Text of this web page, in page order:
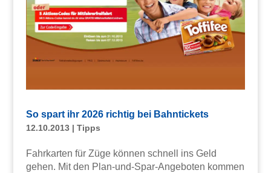
So spart ihr 2026 richtig bei Bahntickets
12.10.2013| Tipps
Fahrkarten für Züge können schnell ins Geld
gehen. Mit den Plan-und-Spar-Angeboten kommen